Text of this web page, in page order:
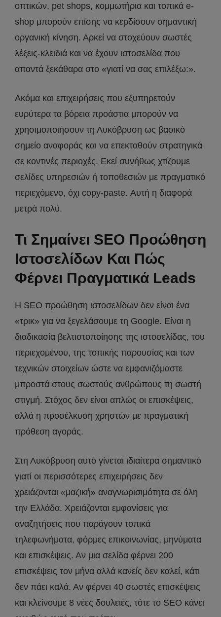
οπτικών, pet shops, κομμωτήρια και τοπικά e-
shop μπορούν επίσης να κερδίσουν σημαντική
οργανική κίνηση. Αρκεί να στοχεύουν σωστές
λέξεις-κλειδιά και να έχουν ιστοσελίδα που
απαντά ξεκάθαρα στο «γιατί να σας επιλέξω:».
Ακόμα και επιχειρήσεις που εξυπηρετούν
ευρύτερα τα βόρεια προάστια μπορούν να
χρησιμοποιήσουν τη Λυκόβρυση ως βασικό
σημείο αναφοράς και να επεκταθούν στρατηγικά
σε κοντινές περιοχές. Εκεί συνήθως χτίζουμε
σελίδες υπηρεσιών ή τοποθεσιών με πραγματικό
περιεχόμενο, όχι copy-paste. Αυτή η διαφορά
μετρά πολύ.
Τι Σημαίνει SEO Προώθηση
Ιστοσελίδων Και Πώς
Φέρνει Πραγματικά Leads
Η SEO προώθηση ιστοσελίδων δεν είναι ένα
«τρικ» για να ξεγελάσουμε τη Google. Είναι η
διαδικασία βελτιστοποίησης της ιστοσελίδας, του
περιεχομένου, της τοπικής παρουσίας και των
τεχνικών στοιχείων ώστε να εμφανιζόμαστε
μπροστά στους σωστούς ανθρώπους τη σωστή
στιγμή. Στόχος δεν είναι απλώς οι επισκέψεις,
αλλά η προσέλκυση χρηστών με πραγματική
πρόθεση αγοράς.
Στη Λυκόβρυση αυτό γίνεται ιδιαίτερα σημαντικό
γιατί οι περισσότερες επιχειρήσεις δεν
χρειάζονται «μαζική» αναγνωρισιμότητα σε όλη
την Ελλάδα. Χρειάζονται εμφανίσεις για
αναζητήσεις που παράγουν τοπικά
τηλεφωνήματα, φόρμες επικοινωνίας, μηνύματα
και επισκέψεις. Αν μια σελίδα φέρνει 200
επισκέψεις τον μήνα αλλά κανείς δεν καλεί, κάτι
δεν πάει καλά. Αν φέρνει 40 σωστές επισκέψεις
και κλείνουμε 8 νέες δουλειές, τότε το SEO κάνει